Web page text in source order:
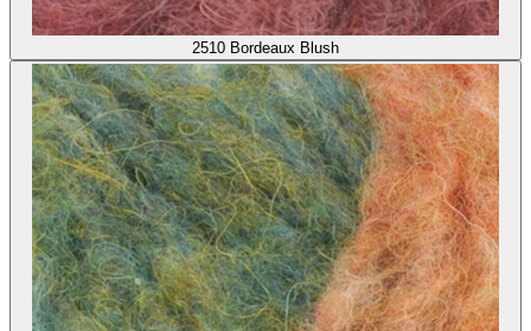
2510 Bordeaux Blush